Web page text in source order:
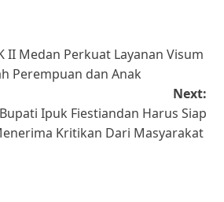
II Medan Perkuat Layanan Visum
Perempuan dan Anak
Next:
Ipuk Fiestiandan Harus Siap
Kritikan Dari Masyarakat